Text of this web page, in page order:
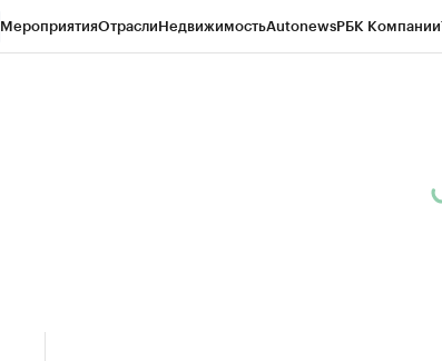
МероприятияОтраслиНедвижимостьAutonewsРБК Компании